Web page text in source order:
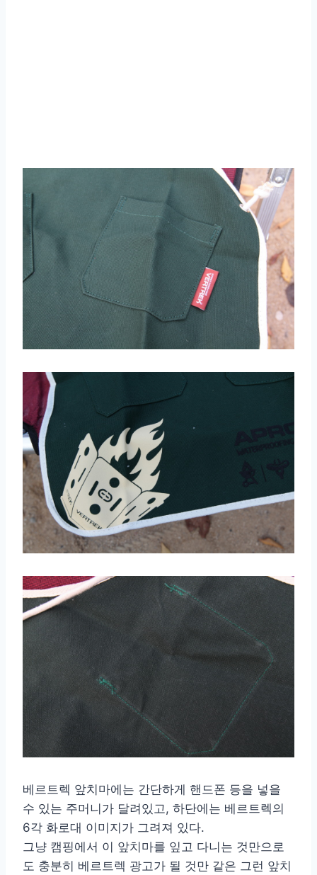
베르트렉 앞치마에는 간단하게 핸드폰 등을 넣을
수 있는 주머니가 달려있고, 하단에는 베르트렉의
6각 화로대 이미지가 그려져 있다.
그냥 캠핑에서 이 앞치마를 잎고 다니는 것만으로
도 충분히 베르트렉 광고가 될 것만 같은 그런 앞치